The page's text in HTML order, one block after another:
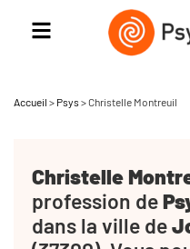
Accueil > Psys >Christelle Montreuil
Christelle
profession de
dans la ville de